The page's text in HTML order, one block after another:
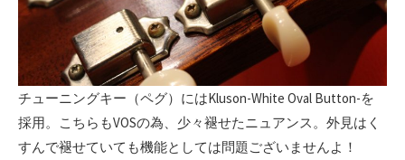
チューニングキー（ペグ）にはKluson-White Oval Button-を
採用。こちらもVOSの為、少々褪せたニュアンス。外見はく
すんで褪せていても機能としては問題ございませんよ！